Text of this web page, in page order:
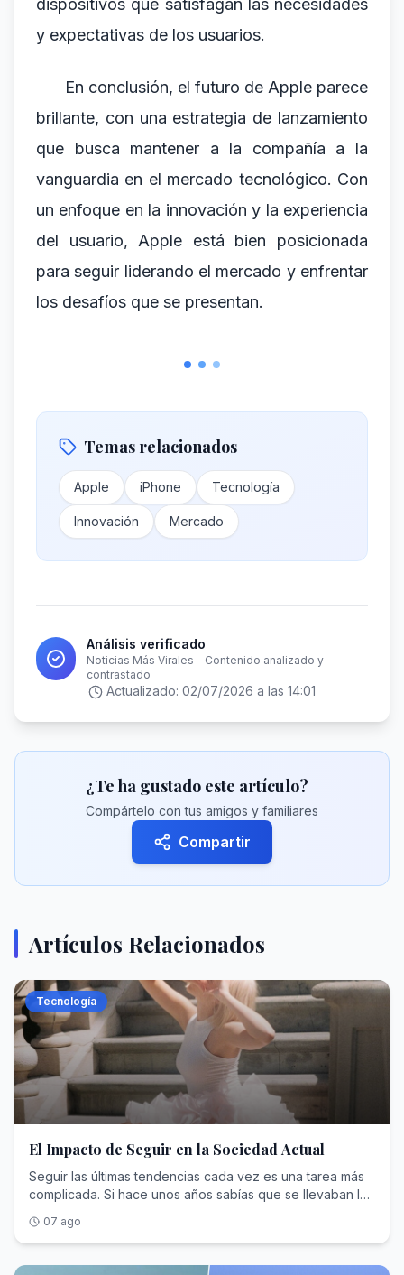
dispositivos que satisfagan las necesidades
y expectativas de los usuarios.
En conclusión, el futuro de Apple parece
brillante, con una estrategia de lanzamiento
que busca mantener a la compañía a la
vanguardia en el mercado tecnológico. Con
un enfoque en la innovación y la experiencia
del usuario, Apple está bien posicionada
para seguir liderando el mercado y enfrentar
los desafíos que se presentan.
Temas relacionados
Apple iPhone Tecnología
Innovación Mercado
Análisis verificado
Noticias Más Virales - Contenido analizado y
contrastado
Actualizado: 02/07/2026 a las 14:01
¿Te ha gustado este artículo?
Compártelo con tus amigos y familiares
Compartir
Artículos Relacionados
Tecnología
El Impacto de Seguir en la Sociedad Actual
Seguir las últimas tendencias cada vez es una tarea más complicada. Si hace unos años sabías que se llevaban los pantalones pitillo o las Adidas Superstar, ahora no basta con apuntarse a lo barefoot o recuperar tus pantalones capri del armario. La moda evoluciona, y los requisitos para ir a la última también. Ya pasó a la historia buscar simplemente un estilo parisino, o boho chic, ahora se trata de ser coquette, office siren, clean girl, cottagecore o balletcore. Y sí, usamos el verbo “ser” porque estas estéticas van mucho más allá de una simple prenda: adoptas un personaje, una identidad y un estilo de vida que marca el guion de cada una de ellas. La moda ya no propone qué ponerse, sino quien ser. La generación Z ya no consume tendencias sino identidades completas, y la manera de llegar a ellas también varía. Atrás queda la tradicional revista que te ponía al día de los nuevos estampados para primavera-verano; ahora quien maneja tu estilo es TikTok. ¿Qué ha cambiado? De las tendencias a las estéticas Ahora, además de ropa, cada estética incluye maquillaje, peinado, decoración, música, hábitos, libros e incluso qué café deberías tomar. Es un mar difícil de navegar. Si te identificas con la clean girl, no solo estamos hablando del clean look, con esos moños repeinados para atrás gracias a varios productos; con esta apariencia pretendemos proyectar una determinada forma de ver la vida. Una auténtica clean girl bebe matcha todas las mañanas, entrena, escucha determinados podcast y lee ciertos libros. Incluso medios como Cosmopolitan relacionan este estilo con la búsqueda constante de la perfección: hacer deporte, ser puntual, productiva y llevar un estilo de vida saludable. En Xataka El "clean look" está arrasando entre las jóvenes de la generación Z. Y también las está dejando calvas Si, en cambio, te decantas por la estética coquette no basta con tener una inmensa colección de lazos. Este universo se asocia a una inocencia performativa, la hiperfeminidad, el rosa y mucho encaje. Por el contrario, una chica tomato girl deja bien claro con el lino, los volantes y sus alpargatas de esparto su pasión por la costa amalfitana y por un imaginario de vacaciones mediterráneas perpetuas, al más puro estilo Dua Lipa. En otro extremo, si sueñas con las bailarinas de Miu Miu, las faldas de tul y las medias de canalé, el balletcore es para ti. Eso sí, no solo se trata de adaptar la estética del ballet clásico a los looks diarios, con el balletcore transmites delicadeza, disciplina y una feminidad clásica. Algo parecido ocurre con el cottagecore. No consiste únicamente en adorar los vestidos de flores, sino que has de dejar claro tu amor por la naturaleza, la isla de Skye, los tonos pastel y Jane Austen. Etiquetas como estas condensan una identidad completa. La moda siempre ha vendido aspiración, pero la diferencia es que la generación Z cada vez busca menos parecerse a una celebrity y más convertirse en un personaje perfectamente etiquetado y reconocible por el algoritmo. De hecho, las propias marcas como Miu Miu, Skims o Brandy Melville ya no venden solo ropa, construyen universos estéticos completos. Ya sabemos que queremos lograr y transmitir cuando compramos lencería de la marca de Kim Kardashian o la nueva colección de Brandy. “Ahora las marcas pueden diferenciarse más en un mercado saturado gracias a una estética de nicho y crear colecciones limitadas que sean más exclusivas” Rose Verret responsable de redes sociales de Distribution Kathleen. Con ello el consumo siempre sigue vivo. El algoritmo siempre tiene una recomendación más: el colorete rosado perfecto para completar tu outfit balletcore, que tipo de matcha pediría una clean girl o qué libro deberías leer para ser toda una cottagecore. La espiral de consumo se vuelve infinita y mucho más rentable que limitarse a decir que esta temporada vuelve el animal print. Los ya famosos hauls de las influencers van dejando paso poco a poco a títulos como “get ready with me as a corporate girl” o “how to romanticize your life”. Ya no vemos simplemente unas últimas compras de americanas o blusas, sino tutoriales sobre como convertirte en una mujer de negocios sin renunciar a una feminidad perfectamente calculada. Al final, ya no consumes contenido para descubrir qué comprar, sino con la esperanza de adquirir la vida asociada a esta estética. @lorenagaramm Trabajo de oficina ¿Mito o realidad? Necesito conocer vuestras experiencias trabajando en oficinas🙄👩🏻‍💻 ig: lorenagaram #corporatelife #corporategirl ♬ sonido original - Lorena Garam TikTok necesita etiquetas No hay nada mejor para el algoritmo que los personajes. Los contenidos fáciles de identificar y una estética reconocible es lo que más funciona en plataformas como TikTok. Un video con etiquetas como #oldmoney #darkacademia o #cottagecore entra de inmediato en una conversación donde millones de usuarios reinterpretan ese mismo personaje. Con estas etiquetas no solo se nos recomienda cierto contenido, sino esos estilos de vida asociados. Esa sensación continua de estar "a una compra más" de convertirse en el personaje es extremadamente rentable. Y es que estos “cores” construyen identidades, sobre todo en la Generación Z, mediante el consumo. Como explica la psicóloga especializada en moda Jennifer Heinen: “Se trata de tomar una necesidad humana genuina de pertenencia e identidad y reformularla de tal manera que se convierta en categorías de contenido que se puedan buscar y comprar”. En Xataka El sexo ha entrado en crisis en Occidente. Si queremos salvarlo ya sabemos cómo: poniéndonos a leer romantasy En especial estos trends interpelan a las mujeres, porque no solo proponen una forma de vestir sino también una determinada manera de entender la feminidad. La lógica algorítmica de TikTok influye directamente en cómo se representa, cada vez más ligada a la imagen, el autocuidado y el consumo; además de en la creación de identidades. En esta línea, tal y como apunta el UCL Institute of Education, la promoción por parte del algoritmo de esta feminidad estrechamente ligada a la estética y al consumo puede influir en la formación de la identidad de las mujeres jóvenes. Bajo esta lógica, la identidad deja de construirse únicamente a través de la experiencia y pasa a hacerlo también mediante una selección constante de productos que proyectan una determinada imagen. Aunque esta construcción estética suele presentarse como una forma de expresión personal, este estudio también nos habla de la presión que supone mantener una marca personal y adaptarse al ritmo frenético del algoritmo. La consecuencia es una identidad y una feminidad que nunca termina de completarse: siempre hay una nueva tendencia, una nueva rutina o un nuevo producto que incorporar para acercarte a ese personaje ideal. “En este momento en el que la construcción de la identidad de género viene facilitada en gran medida por algoritmos diseñados específicamente para aislar a las personas y empujarlas hacia un consumo obsesivo, es imprescindible encontrar vías activas de resistencia colectiva” Chiara Fehr UCL Institute of Education. El -core y las subculturas no son lo mismo Aunque pueda parecer que el sufijo -core nació como una simple etiqueta para TikTok, engloba un significado mucho más amplio y su origen es bastante anterior. Proviene de términos como hardcore utilizada en escenas musicales como el punk o la electrónica donde “core” habla de la esencia de un movimiento. Con el tiempo, empezó a usarse para definir estéticas muy específicas. Uno de sus principales ejemplos fue el normcore, término que se populariza en 2014 y apela a una manera de vestir deliberadamente anodina y tradicional, huyendo (paradójicamente) de las tendencias: pantalones vaqueros, sudaderas sin logos de marcas, camisetas neutras… vestir lo más corriente que puedas para luchar con la obsesión por diferenciarse. En Xataka El pitillo causó toda clase de estragos en la generación millennial. Ahora está a las puertas de una segunda juventud Lo cierto es que este sufijo nos permite crear e identificar infinitas microidentidades, parece que al añadir -core al final de cualquier imaginario ya hemos creado una nueva estética. Cada una reúne unas determinadas prendas, colores, objetos o referencias culturales bajo una misma etiqueta facilitando que usuarios y el algoritmo puedan identificarla, recomendarla y reproducirla. A primera vista podría parecer una evolución natural del lenguaje de las subculturas. Y sí, en parte hereda parte de su vocabulario. Sin embargo, movimientos como el punk o el grunge no sólo proponían una forma de vestir, van mucho más allá del outfit. Eran todo un movimiento cultural con su escena musical, sus lugares de encuentro e incluso una determinada visión del mundo o una postura política. La mayoría de los cores actuales con esa esa nube de fairycore, cottagecore, mermaidcore rara vez trascienden lo trivial ni anima a compartir una ideología, basta con compartir iconografía durante un tiempo. Aquí está el cambio más llamativo, al igual que en un videojuego cambiamos de skin, estas identidades son más que modulares , muy fáciles de adoptar y efímeras. Puedes pasar de ser balletcore una semana a officesiren la siguiente, como si de un filtro se tratase. Más que identidades estables son personajes que activamos según nuestro mood semanal o la última tendencia viral. En Xataka | Adidas ha conseguido que toda España vista la camiseta de la Selección. También ha conseguido que casi nadie se la compre a Adidas En Xataka | Si la pregunta es por qué los hombres no usan faldas, la respuesta está en el siglo XVIII: la Gran Renuncia Masculina En Xataka | Una bendición que impul
07 ago